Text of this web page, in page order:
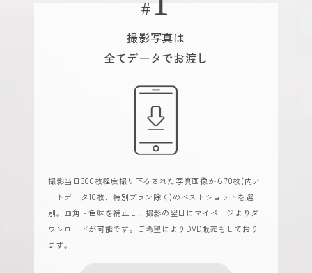
撮影写真は
全てデータでお渡し
撮影当日300枚程度撮り下ろされた写真画像から70枚(内ア
ートデータ10枚、特別プラン除く)のベストショットを選
別。画角・色味を補正し、撮影の翌日にマイページよりダ
ウンロードが可能です。ご希望によりDVD販売もしており
ます。